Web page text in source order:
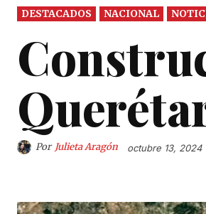
DESTACADOS NACIONAL
Por Julieta Aragón octubre 13, 2024